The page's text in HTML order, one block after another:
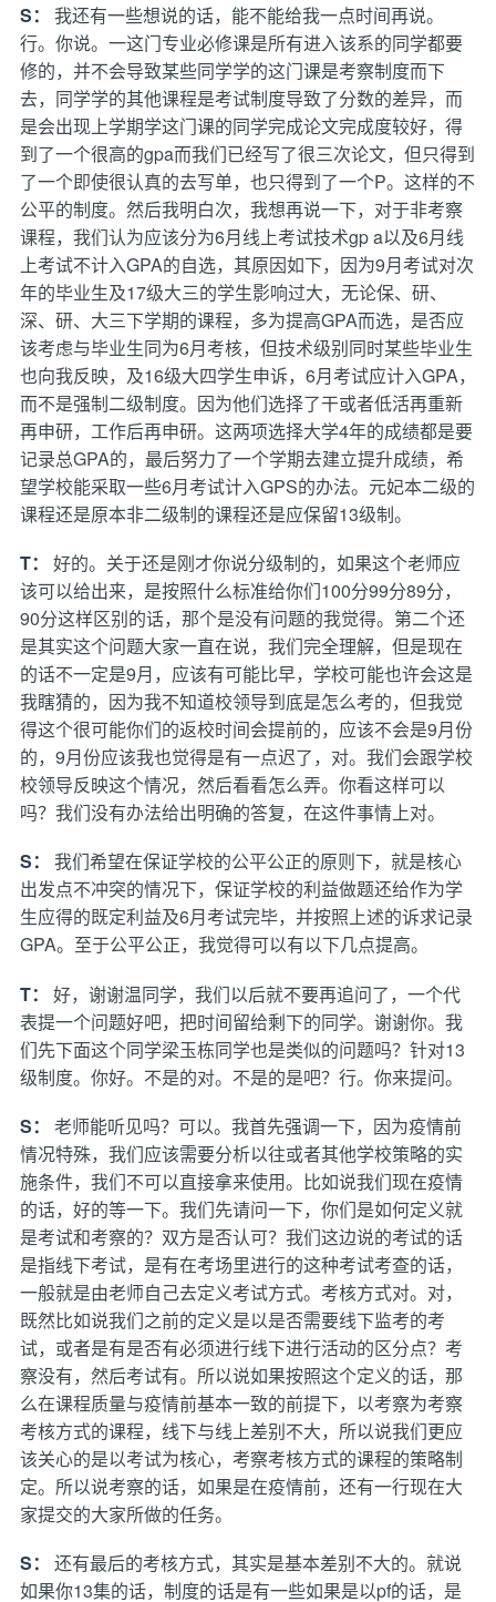
S：
我还有一些想说的话，能不能给我一点时间再说。
行。你说。一这门专业必修课是所有进入该系的同学都要
修的，并不会导致某些同学学的这门课是考察制度而下
去，同学学的其他课程是考试制度导致了分数的差异，而
是会出现上学期学这门课的同学完成论文完成度较好，得
到了一个很高的gpa而我们已经写了很三次论文，但只得到
了一个即使很认真的去写单，也只得到了一个P。这样的不
公平的制度。然后我明白次，我想再说一下，对于非考察
课程，我们认为应该分为6月线上考试技术gp a以及6月线
上考试不计入GPA的自选，其原因如下，因为9月考试对次
年的毕业生及17级大三的学生影响过大，无论保、研、
深、研、大三下学期的课程，多为提高GPA而选，是否应
该考虑与毕业生同为6月考核，但技术级别同时某些毕业生
也向我反映，及16级大四学生申诉，6月考试应计入GPA，
而不是强制二级制度。因为他们选择了干或者低活再重新
再申研，工作后再申研。这两项选择大学4年的成绩都是要
记录总GPA的，最后努力了一个学期去建立提升成绩，希
望学校能采取一些6月考试计入GPS的办法。元妃本二级的
课程还是原本非二级制的课程还是应保留13级制。
T：
好的。关于还是刚才你说分级制的，如果这个老师应
该可以给出来，是按照什么标准给你们100分99分89分，
90分这样区别的话，那个是没有问题的我觉得。第二个还
是其实这个问题大家一直在说，我们完全理解，但是现在
的话不一定是9月，应该有可能比早，学校可能也许会这是
我瞎猜的，因为我不知道校领导到底是怎么考的，但我觉
得这个很可能你们的返校时间会提前的，应该不会是9月份
的，9月份应该我也觉得是有一点迟了，对。我们会跟学校
校领导反映这个情况，然后看看怎么弄。你看这样可以
吗？我们没有办法给出明确的答复，在这件事情上对。
S：
我们希望在保证学校的公平公正的原则下，就是核心
出发点不冲突的情况下，保证学校的利益做题还给作为学
生应得的既定利益及6月考试完毕，并按照上述的诉求记录
GPA。至于公平公正，我觉得可以有以下几点提高。
T：
好，谢谢温同学，我们以后就不要再追问了，一个代
表提一个问题好吧，把时间留给剩下的同学。谢谢你。我
们先下面这个同学梁玉栋同学也是类似的问题吗？针对13
级制度。你好。不是的对。不是的是吧？行。你来提问。
S：
老师能听见吗？可以。我首先强调一下，因为疫情前
情况特殊，我们应该需要分析以往或者其他学校策略的实
施条件，我们不可以直接拿来使用。比如说我们现在疫情
的话，好的等一下。我们先请问一下，你们是如何定义就
是考试和考察的？双方是否认可？我们这边说的考试的话
是指线下考试，是有在考场里进行的这种考试考查的话，
一般就是由老师自己去定义考试方式。考核方式对。对，
既然比如说我们之前的定义是以是否需要线下监考的考
试，或者是有是否有必须进行线下进行活动的区分点？考
察没有，然后考试有。所以说如果按照这个定义的话，那
么在课程质量与疫情前基本一致的前提下，以考察为考察
考核方式的课程，线下与线上差别不大，所以说我们更应
该关心的是以考试为核心，考察考核方式的课程的策略制
定。所以说考察的话，如果是在疫情前，还有一行现在大
家提交的大家所做的任务。
S：
还有最后的考核方式，其实是基本差别不大的。就说
如果你13集的话，制度的话是有一些如果是以pf的话，是